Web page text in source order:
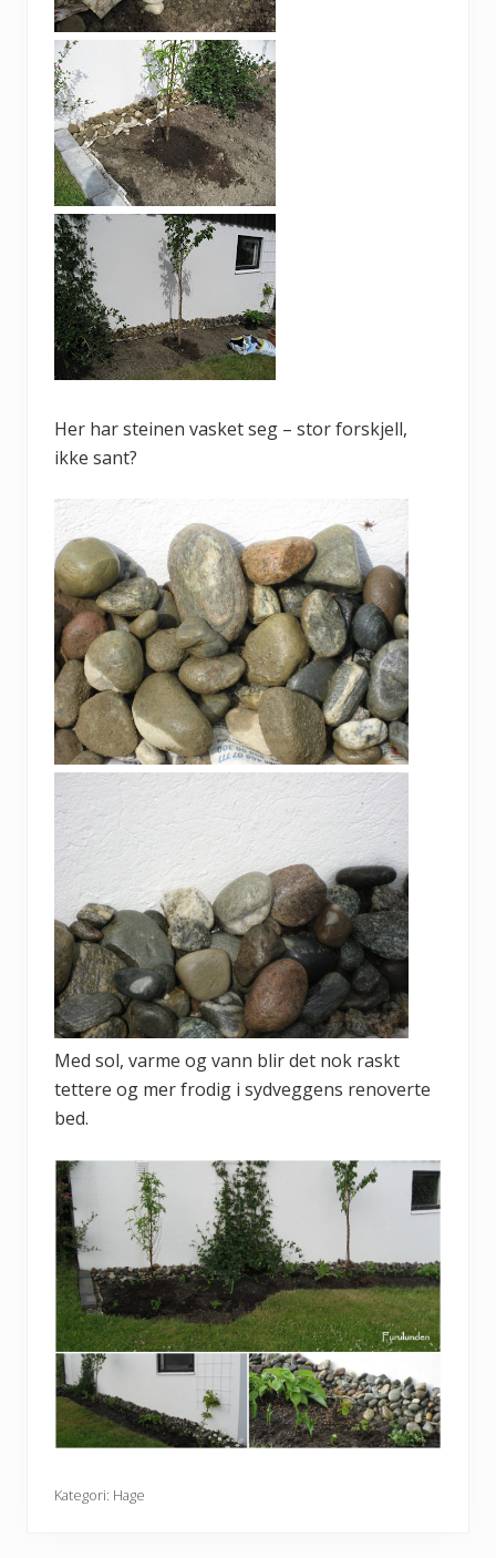
Her har steinen vasket seg – stor forskjell,
ikke sant?
Med sol, varme og vann blir det nok raskt
tettere og mer frodig i sydveggens renoverte
bed.
Kategori: Hage